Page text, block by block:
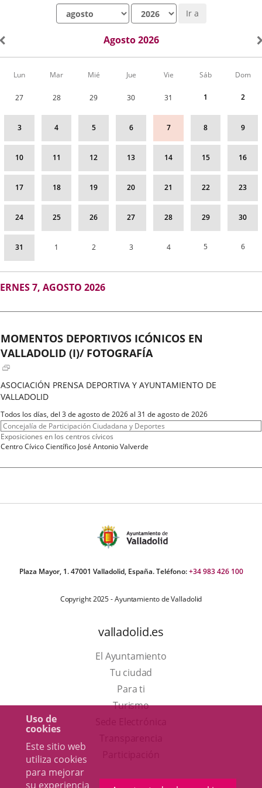
Uso de
cookies
Este sitio web
utiliza cookies
para mejorar
su experiencia
Ir a
Agosto 2026
Calendario
correspondiente
Lun Mar Mié Jue Vie Sáb Dom
27 28 29 30 31 1 2
3 4 5 6 7 8 9
10 11 12 13 14 15 16
17 18 19 20 21 22 23
24 25 26 27 28 29 30
31 1 2 3 4 5 6
7, AGOSTO 2026
MOMENTOS DEPORTIVOS ICÓNICOS EN
VALLADOLID (I)/ FOTOGRAFÍA
ASOCIACIÓN PRENSA DEPORTIVA Y AYUNTAMIENTO DE
VALLADOLID
Fechas
del
evento
Todos los días, del 3 de agosto de 2026 al 31 de agosto de 2026
Organizador
de
actividad
Concejalía de Participación Ciudadana y Deportes
Programa
Exposiciones en los centros cívicos
Espacio
Centro Cívico Científico José Antonio Valverde
Plaza Mayor, 1. 47001 Valladolid, España. Teléfono:+34 983 426 100
Copyright 2025 - Ayuntamiento de Valladolid
valladolid.es
El Ayuntamiento
Tu ciudad
Para ti
TurismoEste